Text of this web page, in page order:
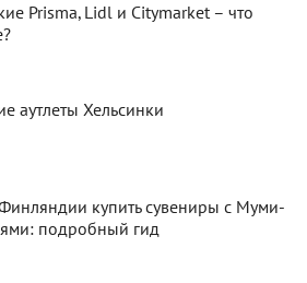
Prisma, Lidl и Citymarket – что
аутлеты Хельсинки
купить сувениры с Муми-
подробный гид